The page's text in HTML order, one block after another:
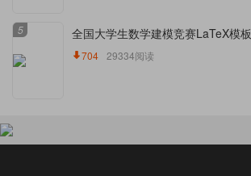
5 全国大学生数学建模竞赛LaTeX模板
704 29334阅读